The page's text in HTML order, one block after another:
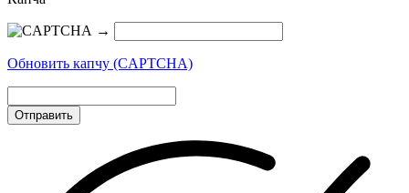
→
Обновить капчу (CAPTCHA)
Отправить